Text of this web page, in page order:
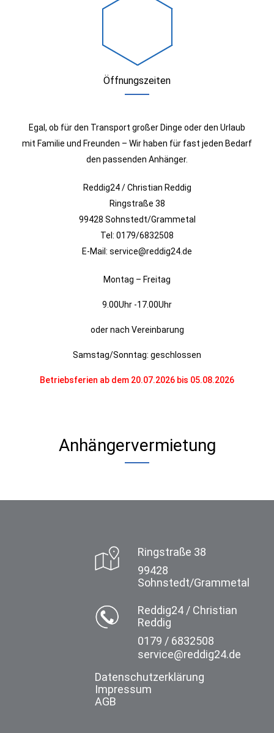
Öffnungszeiten
Egal, ob für den Transport großer Dinge oder den Urlaub
mit Familie und Freunden – Wir haben für fast jeden Bedarf
den passenden Anhänger.
Reddig24 / Christian Reddig
Ringstraße 38
99428 Sohnstedt/Grammetal
Tel: 0179/6832508
E-Mail: service@reddig24.de
Montag – Freitag
9.00Uhr -17.00Uhr
oder nach Vereinbarung
Samstag/Sonntag: geschlossen
Betriebsferien ab dem 20.07.2026 bis 05.08.2026
Anhängervermietung
Ringstraße 38
99428
Sohnstedt/Grammetal
Reddig24 / Christian
Reddig
0179 / 6832508
service@reddig24.de
Datenschutzerklärung
Impressum
AGB